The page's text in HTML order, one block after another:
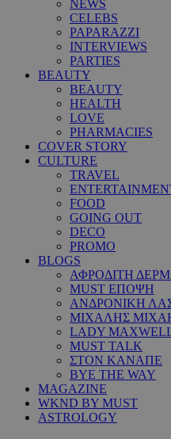
NEWS
CELEBS
PAPARAZZI
INTERVIEWS
PARTIES
BEAUTY
BEAUTY
HEALTH
LOVE
PHARMACIES
COVER STORY
CULTURE
TRAVEL
FOOD
GOING OUT
DECO
PROMO
BLOGS
ΑΦΡΟΔΙΤΗ
MUST ΕΠΟΨΗ
ΑΝΔΡΟΝΙΚΗ
ΜΙΧΑΛΗΣ
LADY
MUST TALK
ΣΤΟΝ ΚΑΝΑΠΕ
BYE THE WAY
MAGAZINE
WKND BY MUST
ASTROLOGY